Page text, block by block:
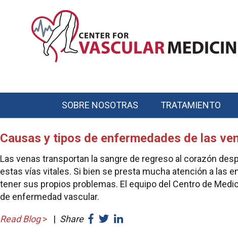
MainSOBRE NOSOTRAS TRATAMIENTO
Causas y tipos de enfermedades de las
Las venas transportan la sangre de regreso al corazón
estas vías vitales. Si bien se presta mucha atención a las
tener sus propios problemas. El equipo del Centro de
de enfermedad vascular.
Read Blog> | Share